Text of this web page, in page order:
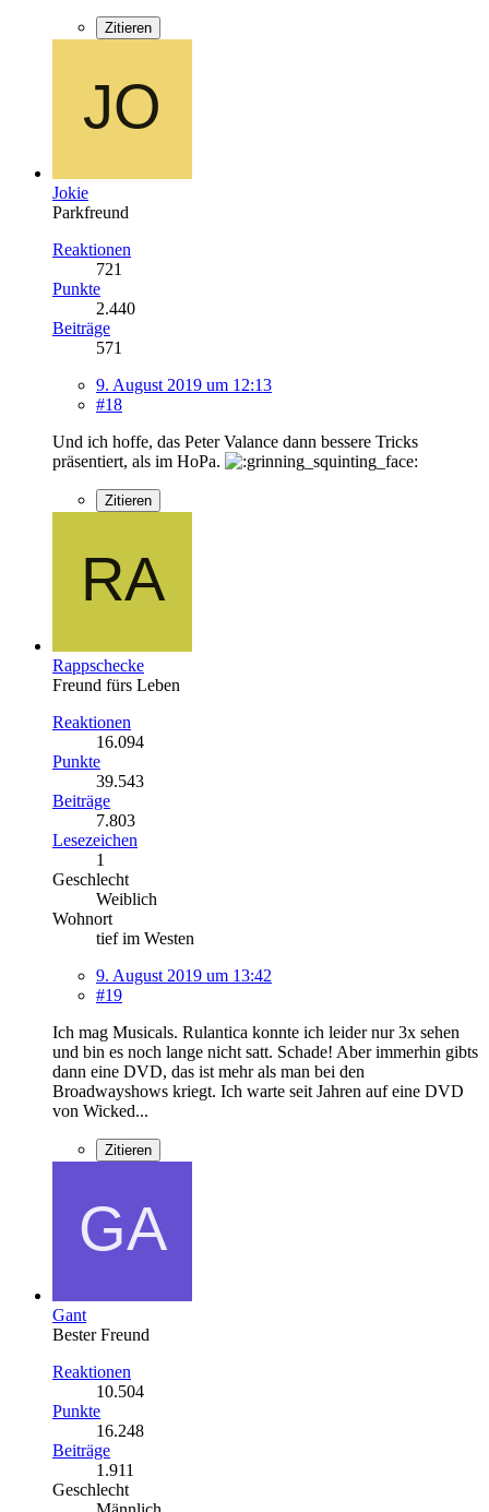
Zitieren
Jokie
Parkfreund
Reaktionen
721
Punkte
2.440
Beiträge
571
9. August 2019 um 12:13
#18
Und ich hoffe, das Peter Valance dann bessere Tricks
präsentiert, als im HoPa.
Zitieren
Rappschecke
Freund fürs Leben
Reaktionen
16.094
Punkte
39.543
Beiträge
7.803
Lesezeichen
1
Geschlecht
Weiblich
Wohnort
tief im Westen
9. August 2019 um 13:42
#19
Ich mag Musicals. Rulantica konnte ich leider nur 3x sehen
und bin es noch lange nicht satt. Schade! Aber immerhin gibts
dann eine DVD, das ist mehr als man bei den
Broadwayshows kriegt. Ich warte seit Jahren auf eine DVD
von Wicked...
Zitieren
Gant
Bester Freund
Reaktionen
10.504
Punkte
16.248
Beiträge
1.911
Geschlecht